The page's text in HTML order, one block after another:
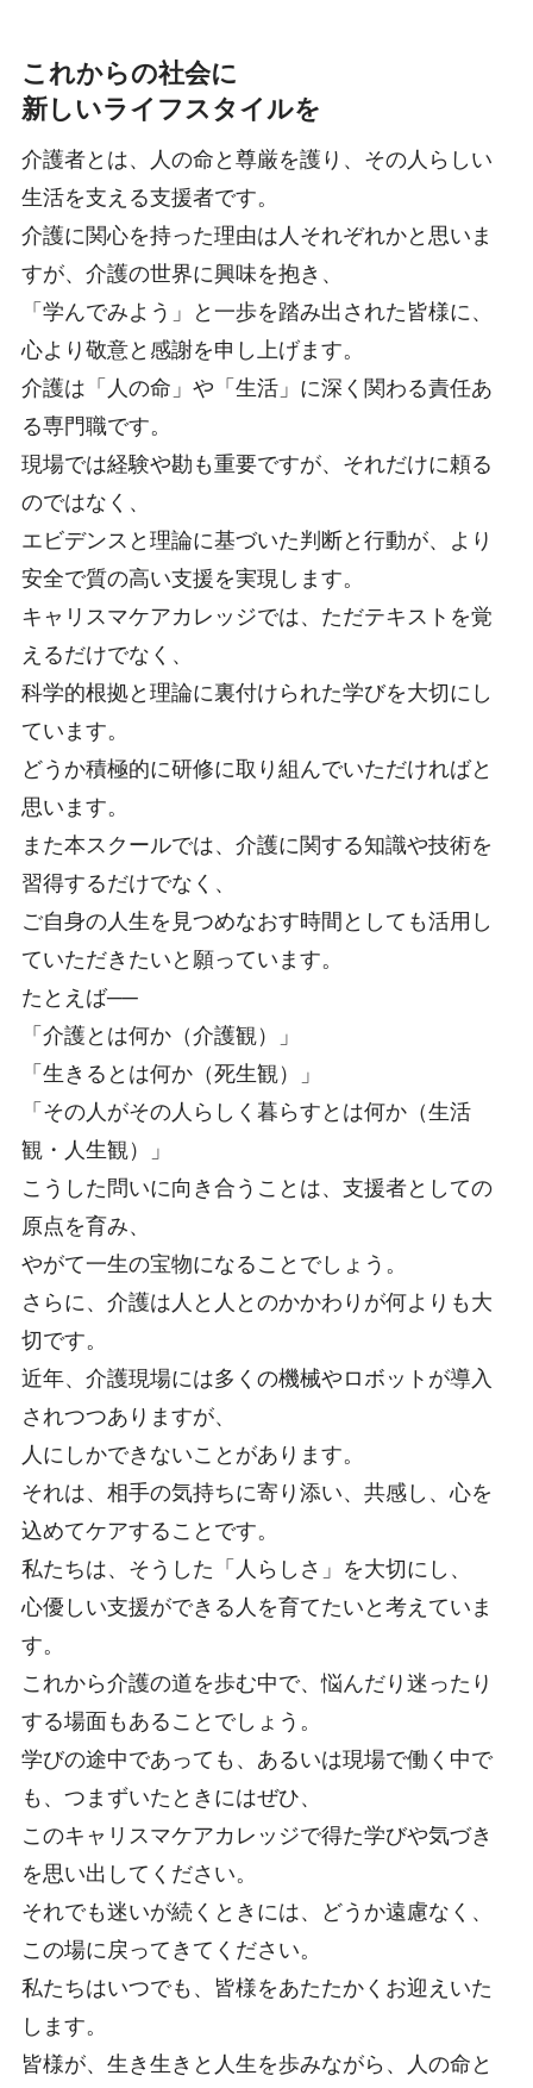
これからの社会に
新しいライフスタイルを
介護者とは、人の命と尊厳を護り、その人らしい
生活を支える支援者です。
介護に関心を持った理由は人それぞれかと思いま
すが、介護の世界に興味を抱き、
「学んでみよう」と一歩を踏み出された皆様に、
心より敬意と感謝を申し上げます。
介護は「人の命」や「生活」に深く関わる責任あ
る専門職です。
現場では経験や勘も重要ですが、それだけに頼る
のではなく、
エビデンスと理論に基づいた判断と行動が、より
安全で質の高い支援を実現します。
キャリスマケアカレッジでは、ただテキストを覚
えるだけでなく、
科学的根拠と理論に裏付けられた学びを大切にし
ています。
どうか積極的に研修に取り組んでいただければと
思います。
また本スクールでは、介護に関する知識や技術を
習得するだけでなく、
ご自身の人生を見つめなおす時間としても活用し
ていただきたいと願っています。
たとえば──
「介護とは何か（介護観）」
「生きるとは何か（死生観）」
「その人がその人らしく暮らすとは何か（生活
観・人生観）」
こうした問いに向き合うことは、支援者としての
原点を育み、
やがて一生の宝物になることでしょう。
さらに、介護は人と人とのかかわりが何よりも大
切です。
近年、介護現場には多くの機械やロボットが導入
されつつありますが、
人にしかできないことがあります。
それは、相手の気持ちに寄り添い、共感し、心を
込めてケアすることです。
私たちは、そうした「人らしさ」を大切にし、
心優しい支援ができる人を育てたいと考えていま
す。
これから介護の道を歩む中で、悩んだり迷ったり
する場面もあることでしょう。
学びの途中であっても、あるいは現場で働く中で
も、つまずいたときにはぜひ、
このキャリスマケアカレッジで得た学びや気づき
を思い出してください。
それでも迷いが続くときには、どうか遠慮なく、
この場に戻ってきてください。
私たちはいつでも、皆様をあたたかくお迎えいた
します。
皆様が、生き生きと人生を歩みながら、人の命と